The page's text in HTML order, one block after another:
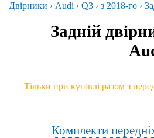
Двірники › Audi › Q3 › з 2018-го ›
Задній
Тільки при купівлі разом з
Комплекти